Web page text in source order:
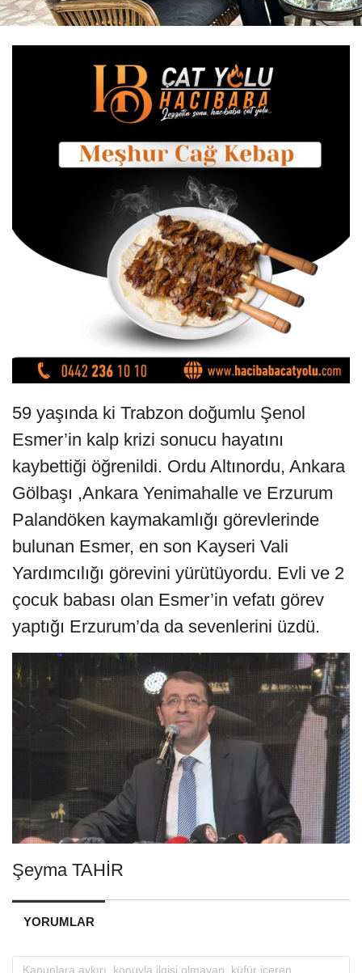
59 yaşında ki Trabzon doğumlu Şenol
Esmer’in kalp krizi sonucu hayatını
kaybettiği öğrenildi. Ordu Altınordu, Ankara
Gölbaşı ,Ankara Yenimahalle ve Erzurum
Palandöken kaymakamlığı görevlerinde
bulunan Esmer, en son Kayseri Vali
Yardımcılığı görevini yürütüyordu. Evli ve 2
çocuk babası olan Esmer’in vefatı görev
yaptığı Erzurum’da da sevenlerini üzdü.
Şeyma TAHİR
YORUMLAR